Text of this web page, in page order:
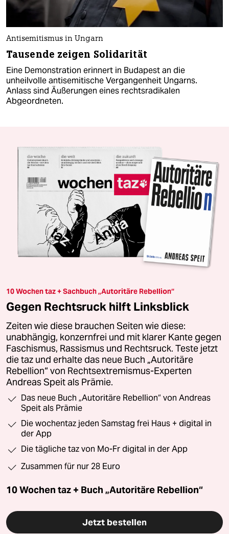
Antisemitismus in Ungarn
Tausende zeigen Solidarität
Eine Demonstration erinnert in Budapest an die
unheilvolle antisemitische Vergangenheit Ungarns.
Anlass sind Äußerungen eines rechtsradikalen
Abgeordneten.
10 Wochen taz + Sachbuch „Autoritäre Rebellion“
Gegen Rechtsruck hilft Linksblick
Zeiten wie diese brauchen Seiten wie diese:
unabhängig, konzernfrei und mit klarer Kante gegen
Faschismus, Rassismus und Rechtsruck. Teste jetzt
die taz und erhalte das neue Buch „Autoritäre
Rebellion“ von Rechtsextremismus-Experten
Andreas Speit als Prämie.
Das neue Buch „Autoritäre Rebellion“ von Andreas
Speit als Prämie
Die wochentaz jeden Samstag frei Haus + digital in
der App
Die tägliche taz von Mo-Fr digital in der App
Zusammen für nur 28 Euro
10 Wochen taz + Buch „Autoritäre Rebellion“
Jetzt bestellen